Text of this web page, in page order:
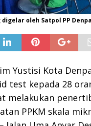
oleh Satpol PP
Yustisi Kota
test kepada 28
melakukan
PPKM skala